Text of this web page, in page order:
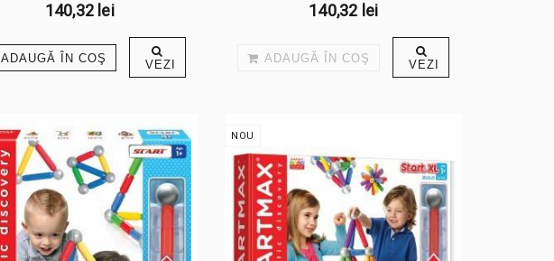
140,32 lei
ADAUGĂ ÎN COŞ VEZI
140,32 lei
ADAUGĂ ÎN COŞ VEZI
NOU